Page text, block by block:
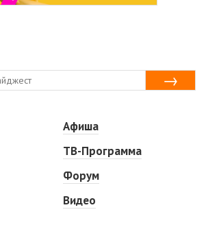
Афиша
ТВ-Программа
Форум
Видео